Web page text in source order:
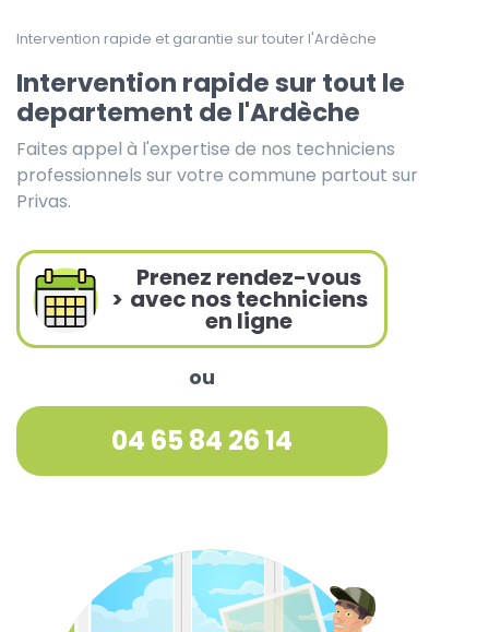
Intervention rapide et garantie sur touter l'Ardèche
Intervention rapide sur tout le
departement de l'Ardèche
Faites appel à l'expertise de nos techniciens
professionnels sur votre commune partout sur
Privas.
>
Prenez rendez-vous
avec nos techniciens
en ligne
ou
04 65 84 26 14